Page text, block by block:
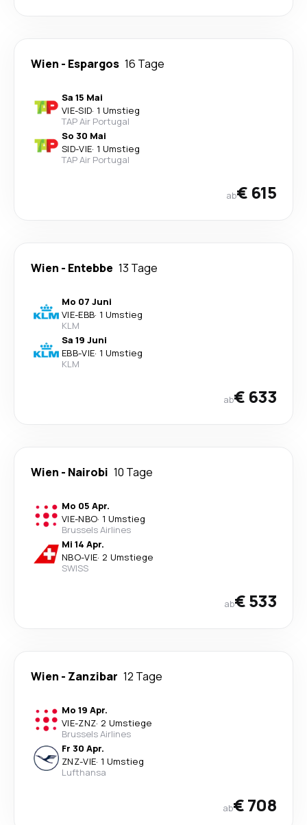
Wien - Espargos 16 Tage
Sa 15 Mai
VIE-SID· 1 Umstieg
TAP Air Portugal
So 30 Mai
SID-VIE· 1 Umstieg
TAP Air Portugal
ab€ 615
Wien - Entebbe 13 Tage
Mo 07 Juni
VIE-EBB· 1 Umstieg
KLM
Sa 19 Juni
EBB-VIE· 1 Umstieg
KLM
ab€ 633
Wien - Nairobi 10 Tage
Mo 05 Apr.
VIE-NBO· 1 Umstieg
Brussels Airlines
Mi 14 Apr.
NBO-VIE· 2 Umstiege
SWISS
ab€ 533
Wien - Zanzibar 12 Tage
Mo 19 Apr.
VIE-ZNZ· 2 Umstiege
Brussels Airlines
Fr 30 Apr.
ZNZ-VIE· 1 Umstieg
Lufthansa
ab€ 708